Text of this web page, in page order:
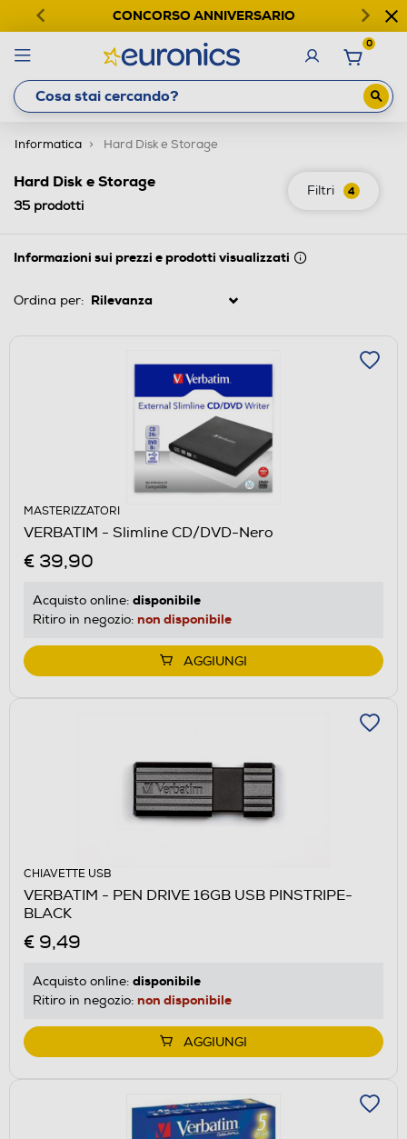
CONCORSO ANNIVERSARIO
0
Informatica Hard Disk e Storage
Filtri 4
Hard Disk e Storage
35 prodotti
Informazioni sui prezzi e prodotti visualizzati
Ordina per:
MASTERIZZATORI
VERBATIM - Slimline CD/DVD-Nero
€ 39,90
Acquisto online: disponibile
Ritiro in negozio: non disponibile
AGGIUNGI
CHIAVETTE USB
VERBATIM - PEN DRIVE 16GB USB PINSTRIPE-
BLACK
€ 9,49
Acquisto online: disponibile
Ritiro in negozio: non disponibile
AGGIUNGI